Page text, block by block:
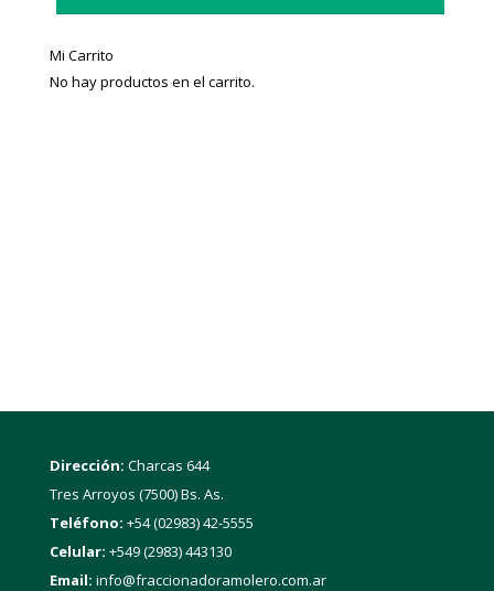
Mi Carrito
No hay productos en el carrito.
Dirección: Charcas 644
Tres Arroyos (7500) Bs. As.
Teléfono: +54 (02983) 42-5555
Celular: +549 (2983) 443130
Email: info@fraccionadoramolero.com.ar